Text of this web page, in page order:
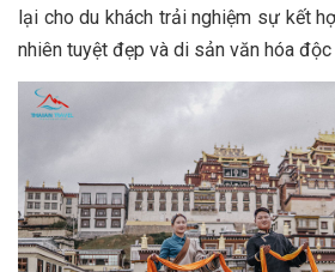
lại cho du khách trải nghiệm sự kết
nhiên tuyệt đẹp và di sản văn hóa